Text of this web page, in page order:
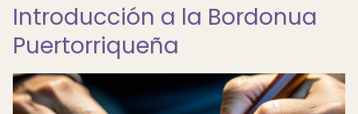
Introducción a la Bordonua
Puertorriqueña